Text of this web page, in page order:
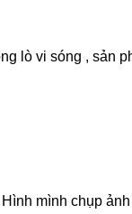
lò vi sóng , sản
mình chụp